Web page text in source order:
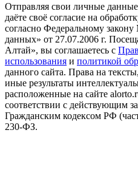
Отправляя свои личные
даёте своё согласие на
согласно Федеральному
данных» от 27.07.2006 г.
Алтай», вы соглашаетесь с
использования и политикой
данного сайта. Права на
иные результаты
расположенные на сайте
соответствии с действующим
Гражданским кодексом РФ
230-ФЗ.